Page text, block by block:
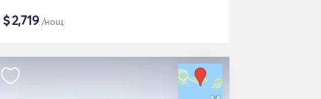
$2,719/нощ